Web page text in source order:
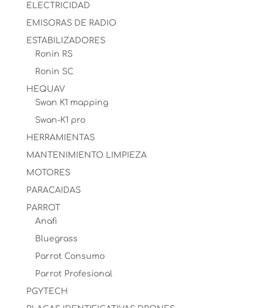
ELECTRICIDAD
EMISORAS DE RADIO
ESTABILIZADORES
Ronin RS
Ronin SC
HEQUAV
Swan K1 mapping
Swan-K1 pro
HERRAMIENTAS
MANTENIMIENTO LIMPIEZA
MOTORES
PARACAIDAS
PARROT
Anafi
Bluegrass
Parrot Consumo
Parrot Profesional
PGYTECH